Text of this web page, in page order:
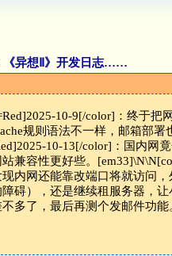
《异想Ⅱ》开发日志……
10-9[/color]：终于把
规则语法不一样，邮箱部
10-13[/color]：国内网
兼容性更好些。
现内网还能靠改端口将就访问
碍），还是继续租服务器，
多了，最后再测个发邮件功能